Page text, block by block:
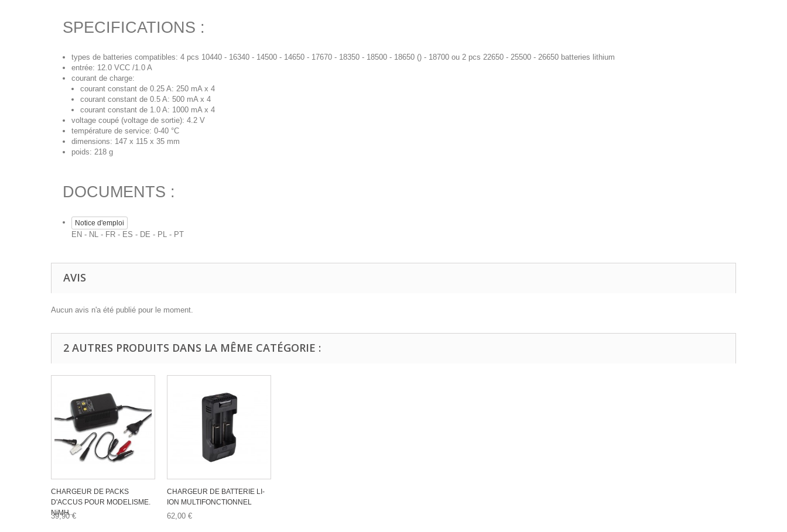
SPECIFICATIONS :
types de batteries compatibles: 4 pcs 10440 - 16340 - 14500 - 14650 - 17670 - 18350 - 18500 - 18650 () - 18700 ou 2 pcs 22650 - 25500 - 26650 batteries lithium
entrée: 12.0 VCC /1.0 A
courant de charge:
courant constant de 0.25 A: 250 mA x 4
courant constant de 0.5 A: 500 mA x 4
courant constant de 1.0 A: 1000 mA x 4
voltage coupé (voltage de sortie): 4.2 V
température de service: 0-40 °C
dimensions: 147 x 115 x 35 mm
poids: 218 g
DOCUMENTS :
Notice d'emploi
EN - NL - FR - ES - DE - PL - PT
AVIS
Aucun avis n'a été publié pour le moment.
2 AUTRES PRODUITS DANS LA MÊME CATÉGORIE :
CHARGEUR DE PACKS
D'ACCUS POUR MODELISME.
NiMH...
39,90 €
CHARGEUR DE BATTERIE LI-
ION MULTIFONCTIONNEL
62,00 €